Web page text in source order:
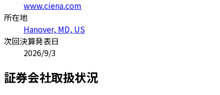
www.ciena.com
所在地
Hanover, MD, US
次回決算発表日
2026/9/3
証券会社取扱状況